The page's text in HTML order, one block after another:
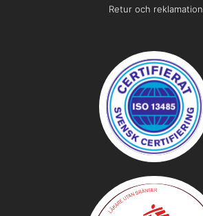
Retur och reklamation